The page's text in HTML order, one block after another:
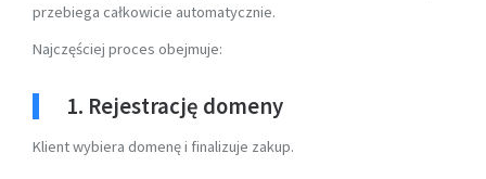
przebiega całkowicie automatycznie.
Najczęściej proces obejmuje:
1. Rejestrację domeny
Klient wybiera domenę i finalizuje zakup.